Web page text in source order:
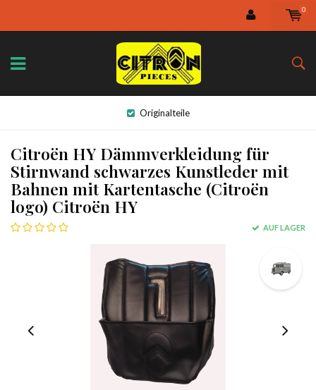
0
Originalteile
Citroën HY Dämmverkleidung für
Stirnwand schwarzes Kunstleder mit
Bahnen mit Kartentasche (Citroën
logo) Citroën HY
AUF LAGER